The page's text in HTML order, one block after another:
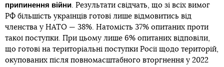
припинення війни. Результати свідчать, що зі всіх вимог
РФ більшість українців готові лише відмовитись від
членства у НАТО — 38%. Натомість 37% опитаних проти
такої поступки. При цьому лише 6% опитаних відповіли,
що готові на територіальні поступки Росії щодо територій,
окупованих після повномасштабного вторгнення у 2022